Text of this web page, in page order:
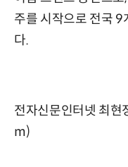
주를 시작으로 전국 9
다.
전자신문인터넷 최
m)